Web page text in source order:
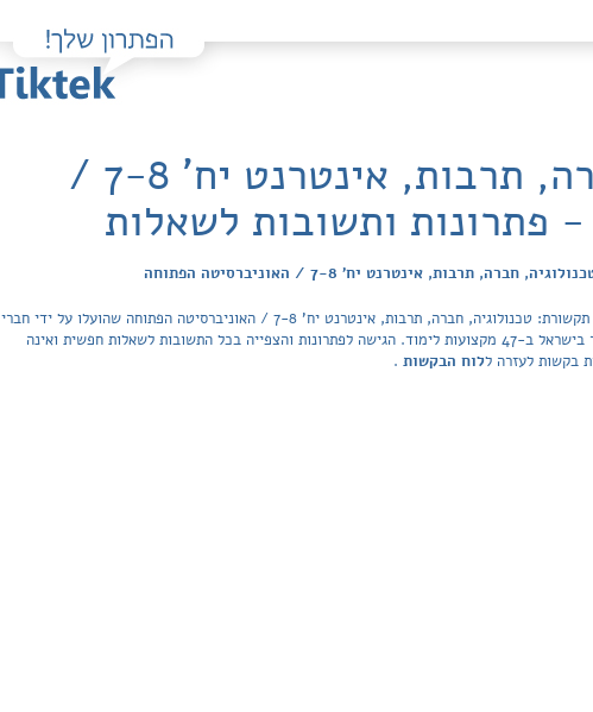
תקשורת: טכנולוגיה, חברה, תרבות, אינטרנט יח' 7-8 /
פתרונות ותשובות לשאלות
אינטרנט יח' 7-8 / האוניברסיטה הפתוחה
פה תוכלו למצוא בקלות ובחינם פתרונות מלאים ותשובות מפורטות לשאלות מהספר תקשורת: טכנולוגיה, חברה, תרבות, אינטרנט יח' 7-8 / האוניברסיטה הפתוחה שהועלו על ידי חברי
קהילת הפותרים של Tiktek. מאגר הפתרונות מכסה את כל ספרי הלימוד ובתי הספר בישראל ב-47 מקצועות לימוד. הגישה לפתרונות והצפייה בכל התשובות לשאלות חפשית ואינה
בקשות לעזרה ללוח הבקשות .